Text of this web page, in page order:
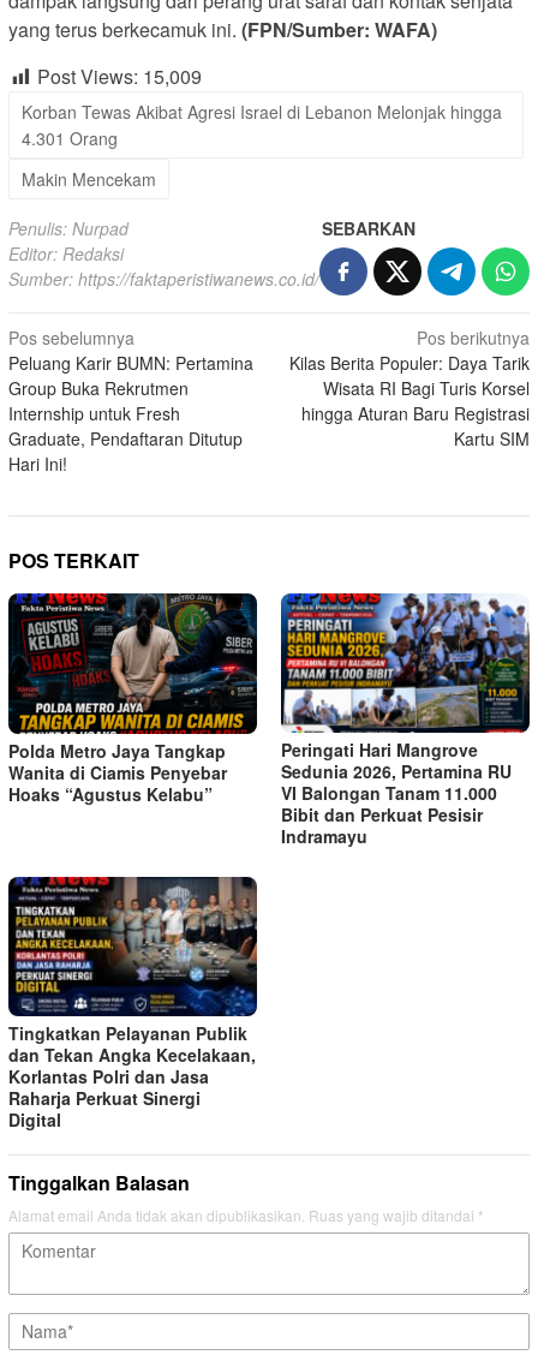
yang terus berkecamuk ini. (FPN/Sumber: WAFA)
Post Views: 15,009
Korban Tewas Akibat Agresi Israel di Lebanon Melonjak hingga
4.301 Orang
Makin Mencekam
Penulis: Nurpad
Editor: Redaksi
Sumber: https://faktaperistiwanews.co.id/
SEBARKAN
Navigasi
pos
Pos sebelumnya
Peluang Karir BUMN: Pertamina
Group Buka Rekrutmen
Internship untuk Fresh
Graduate, Pendaftaran Ditutup
Hari Ini!
Pos berikutnya
Kilas Berita Populer: Daya Tarik
Wisata RI Bagi Turis Korsel
hingga Aturan Baru Registrasi
Kartu SIM
POS TERKAIT
Polda Metro Jaya Tangkap
Wanita di Ciamis Penyebar
Hoaks “Agustus Kelabu”
Peringati Hari Mangrove
Sedunia 2026, Pertamina RU
VI Balongan Tanam 11.000
Bibit dan Perkuat Pesisir
Indramayu
Tingkatkan Pelayanan Publik
dan Tekan Angka Kecelakaan,
Korlantas Polri dan Jasa
Raharja Perkuat Sinergi
Digital
Tinggalkan Balasan
Alamat email Anda tidak akan dipublikasikan. Ruas yang wajib ditandai *